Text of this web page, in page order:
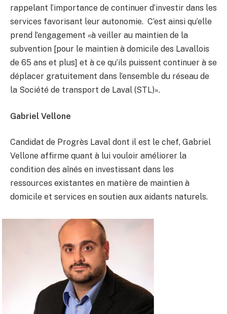
rappelant l’importance de continuer d’investir dans les
services favorisant leur autonomie. C’est ainsi qu’elle
prend l’engagement «à veiller au maintien de la
subvention [pour le maintien à domicile des Lavallois
de 65 ans et plus] et à ce qu’ils puissent continuer à se
déplacer gratuitement dans l’ensemble du réseau de
la Société de transport de Laval (STL)».
Gabriel Vellone
Candidat de Progrès Laval dont il est le chef, Gabriel
Vellone affirme quant à lui vouloir améliorer la
condition des aînés en investissant dans les
ressources existantes en matière de maintien à
domicile et services en soutien aux aidants naturels.